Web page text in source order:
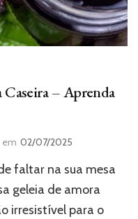
– Aprenda
em 02/07/2025
faltar na sua mesa
geleia de amora
irresistível para o